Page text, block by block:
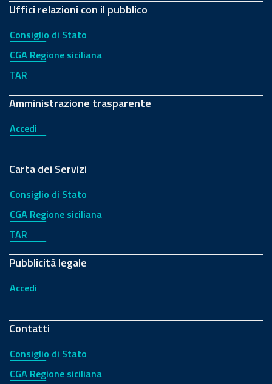
Uffici relazioni con il pubblico
Consiglio di Stato
CGA Regione siciliana
TAR
Amministrazione trasparente
Accedi
Carta dei Servizi
Consiglio di Stato
CGA Regione siciliana
TAR
Pubblicità legale
Accedi
Contatti
Consiglio di Stato
CGA Regione siciliana